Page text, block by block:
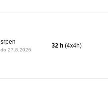
srpen
do 27.8.2026
32 h (4x4h)